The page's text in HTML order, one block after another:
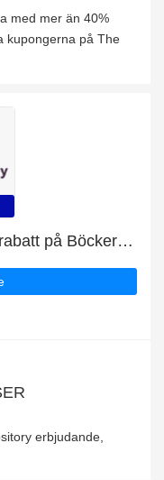
med mer än 40%
kupongerna på The
Nytt erbjudande: Få över 4% rabatt på Böcker för teknik & ingenjörsvetenskap
erbjudande,